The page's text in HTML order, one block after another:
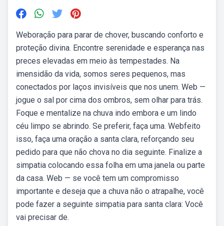
Weboração para parar de chover, buscando conforto e
proteção divina. Encontre serenidade e esperança nas
preces elevadas em meio às tempestades. Na
imensidão da vida, somos seres pequenos, mas
conectados por laços invisíveis que nos unem. Web —
jogue o sal por cima dos ombros, sem olhar para trás.
Foque e mentalize na chuva indo embora e um lindo
céu limpo se abrindo. Se preferir, faça uma. Webfeito
isso, faça uma oração a santa clara, reforçando seu
pedido para que não chova no dia seguinte. Finalize a
simpatia colocando essa folha em uma janela ou parte
da casa. Web — se você tem um compromisso
importante e deseja que a chuva não o atrapalhe, você
pode fazer a seguinte simpatia para santa clara: Você
vai precisar de.